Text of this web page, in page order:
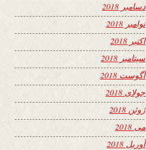
دسامبر 2018
نوامبر 2018
اکتبر 2018
سپتامبر 2018
آگوست 2018
جولای 2018
ژوئن 2018
می 2018
آوریل 2018